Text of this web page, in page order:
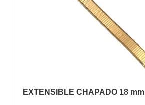
EXTENSIBLE CHAPADO 18 mm